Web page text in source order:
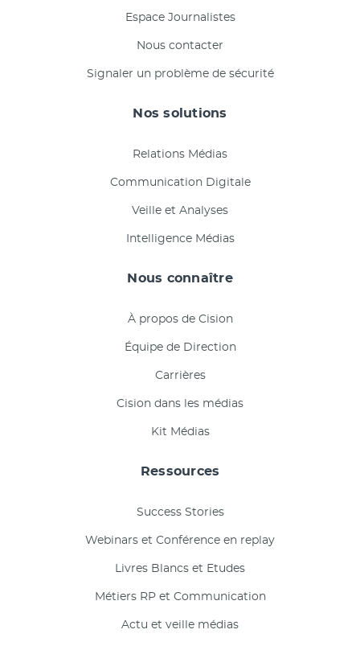
Espace Journalistes
Nous contacter
Signaler un problème de sécurité
Nos solutions
Relations Médias
Communication Digitale
Veille et Analyses
Intelligence Médias
Nous connaître
À propos de Cision
Équipe de Direction
Carrières
Cision dans les médias
Kit Médias
Ressources
Success Stories
Webinars et Conférence en replay
Livres Blancs et Etudes
Métiers RP et Communication
Actu et veille médias